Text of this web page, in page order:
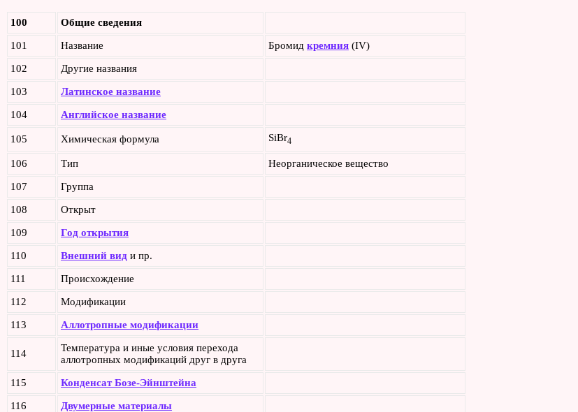
100 Общие сведения
101 Название Бромид кремния (IV)
102 Другие названия
103 Латинское название
104 Английское название
105 Химическая формула SiBr4
106 Тип Неорганическое вещество
107 Группа
108 Открыт
109 Год открытия
110 Внешний вид и пр.
111 Происхождение
112 Модификации
113 Аллотропные модификации
114
Температура и иные условия перехода
аллотропных модификаций друг в друга
115 Конденсат Бозе-Эйнштейна
116 Двумерные материалы